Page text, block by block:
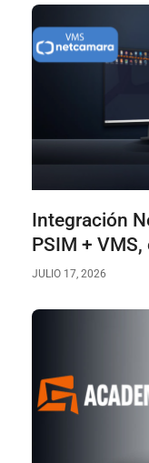
Integración
PSIM +
JULIO 17, 2026